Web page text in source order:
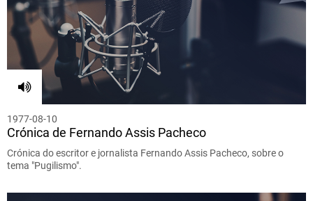
1977-08-10
Crónica de Fernando Assis Pacheco
Crónica do escritor e jornalista Fernando Assis Pacheco, sobre o
tema "Pugilismo".